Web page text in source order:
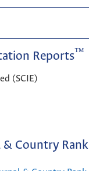
Reports™
(SCIE)
Country Rank